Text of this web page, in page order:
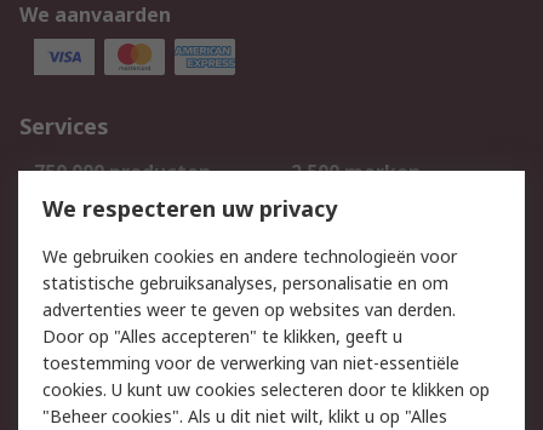
We aanvaarden
Services
750.000 producten
2.500 merken
Bestellen
Inkoopoplossingen
Track & Trace
Wettelijk
Cookiebeleid
Email veiligheid
Privacybeleid
Websitevoorwaarden
We respecteren uw privacy
We gebruiken cookies en andere technologieën voor
statistische gebruiksanalyses, personalisatie en om
advertenties weer te geven op websites van derden.
Door op "Alles accepteren" te klikken, geeft u
toestemming voor de verwerking van niet-essentiële
cookies. U kunt uw cookies selecteren door te klikken op
"Beheer cookies". Als u dit niet wilt, klikt u op "Alles